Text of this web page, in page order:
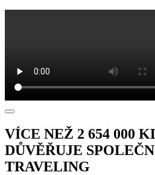
VÍCE NEŽ 2 654 000
DŮVĚŘUJE
TRAVELING